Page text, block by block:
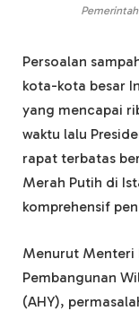
Persoalan
kota-kota besar
yang mencapai
waktu lalu
rapat terbatas
Merah Putih di
komprehensif
Menurut Menteri
Pembangunan
(AHY),